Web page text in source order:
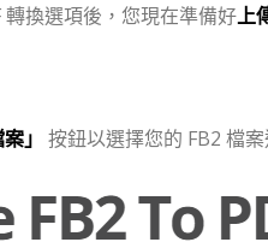
轉換選項後，您現在準備好上
」 按鈕以選擇您的 FB2 檔